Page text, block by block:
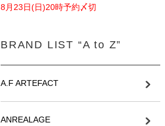
8月23日(日)20時予約〆切
BRAND LIST “A to Z”
A.F ARTEFACT
ANREALAGE